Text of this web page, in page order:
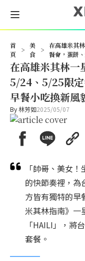
首
頁
>
美
食
>
在高雄米其
餐會，蛋餅
在高雄米其林
5/24、5/25限定
早餐小吃換新風
By林芳如2025/05/07
「帥哥、美女
的快節奏裡，為
方皆有獨特的早
米其林指南》一
「HAILI」，將
套餐。